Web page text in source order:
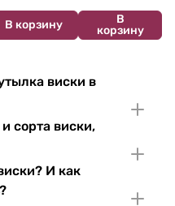
В корзину
В
корзину
виски в
сорта виски,
И как